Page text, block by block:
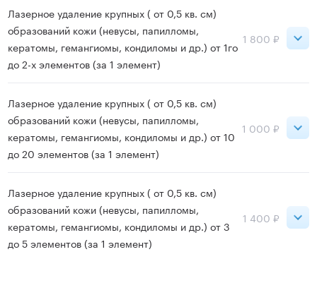
Ладожская
Записаться
Лазерное удаление крупных ( от 0,5 кв. см)
образований кожи (невусы, папилломы,
кератомы, гемангиомы, кондиломы и др.) от 1го
до 2-х элементов (за 1 элемент)
1 800 ₽
Ладожская
Записаться
Лазерное удаление крупных ( от 0,5 кв. см)
образований кожи (невусы, папилломы,
кератомы, гемангиомы, кондиломы и др.) от 10
до 20 элементов (за 1 элемент)
1 000 ₽
Ладожская
Записаться
Лазерное удаление крупных ( от 0,5 кв. см)
образований кожи (невусы, папилломы,
кератомы, гемангиомы, кондиломы и др.) от 3
до 5 элементов (за 1 элемент)
1 400 ₽